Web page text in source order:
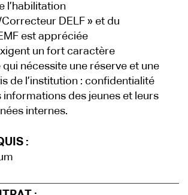
l’habilitation
DELF » et du
est appréciée
un fort caractère
nécessite une réserve et une
de l’institution : confidentialité
informations des jeunes et leurs
internes.
: